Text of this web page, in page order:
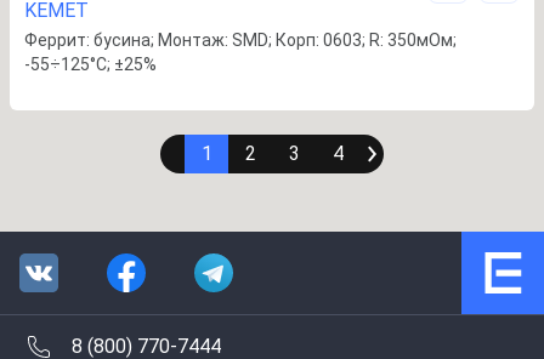
KEMET
Феррит: бусина; Монтаж: SMD; Корп: 0603; R: 350мОм;
-55÷125°C; ±25%
1 2 3 4
8 (800) 770-7444